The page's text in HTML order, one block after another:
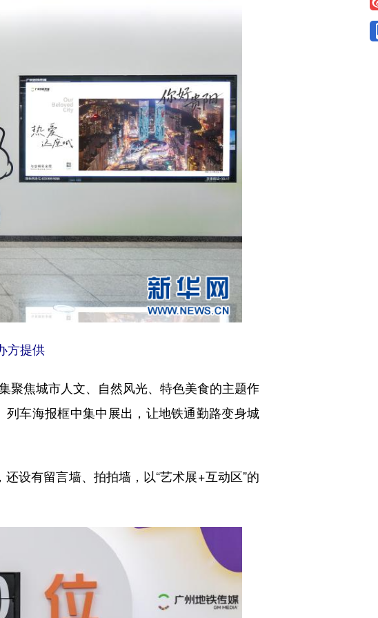
方提供
焦城市人文、自然风光、特色美食的主题作
车海报框中集中展出，让地铁通勤路变身城
设有留言墙、拍拍墙，以“艺术展+互动区”的